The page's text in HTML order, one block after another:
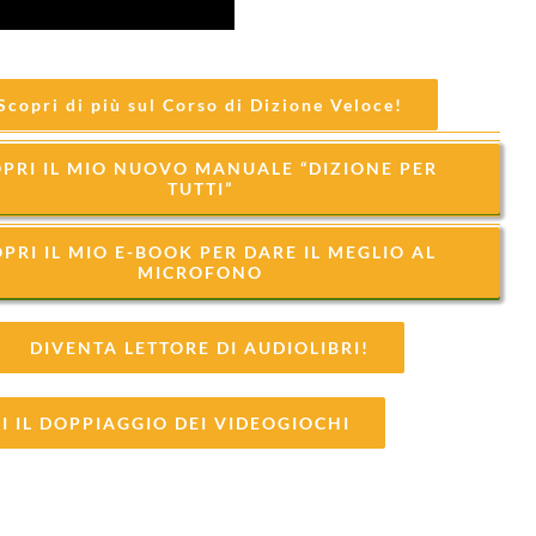
di più sul Corso di Dizione Veloce!
IL MIO NUOVO MANUALE “DIZIONE PER
TUTTI”
IL MIO E-BOOK PER DARE IL MEGLIO AL
MICROFONO
DIVENTA LETTORE DI AUDIOLIBRI!
IL DOPPIAGGIO DEI VIDEOGIOCHI